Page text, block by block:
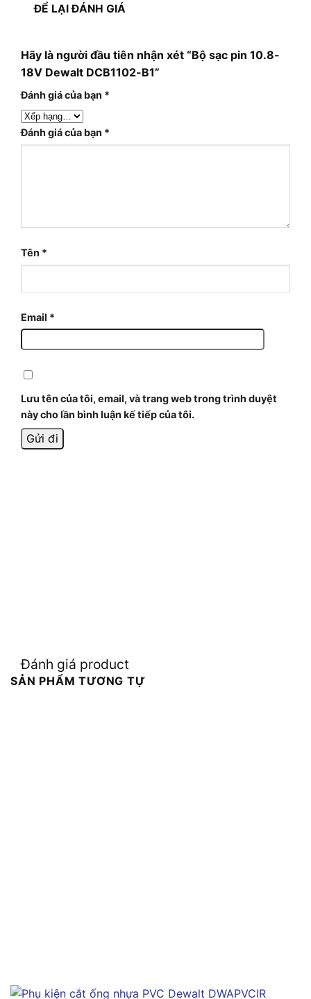
ĐỂ LẠI ĐÁNH GIÁ
Hãy là người đầu tiên nhận xét “Bộ sạc pin 10.8-
18V Dewalt DCB1102-B1”
Đánh giá của bạn *
Đánh giá của bạn *
Tên *
Email *
Lưu tên của tôi, email, và trang web trong trình duyệt
này cho lần bình luận kế tiếp của tôi.
Đánh giá product
SẢN PHẨM TƯƠNG TỰ